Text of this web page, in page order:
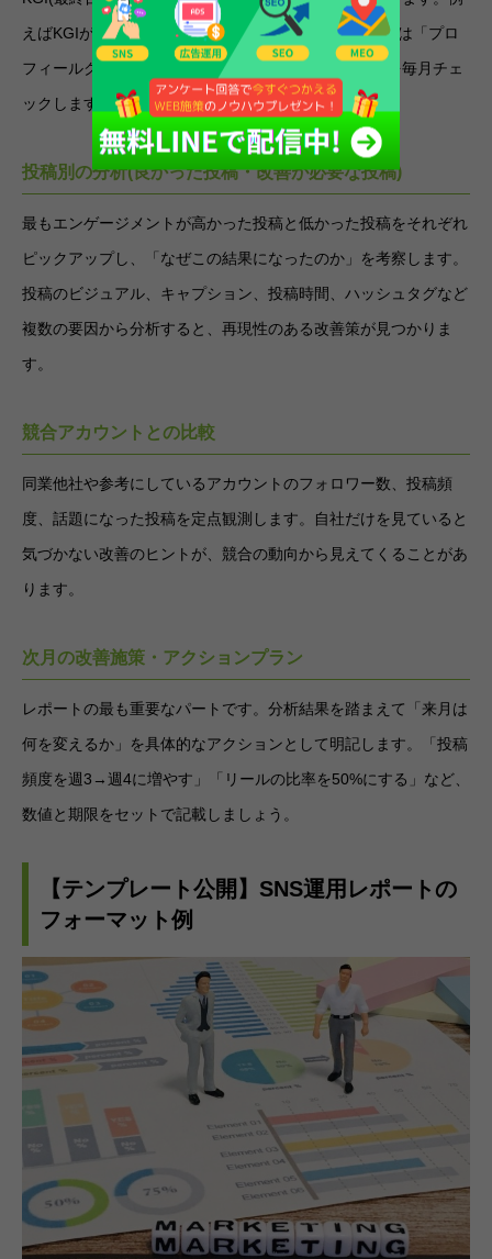
えばKGIが「SNS経由の問い合わせ月10件」なら、KPIは「プロ
フィールクリック数500件」のように設定し、達成率を毎月チェ
ックします。
投稿別の分析(良かった投稿・改善が必要な投稿)
最もエンゲージメントが高かった投稿と低かった投稿をそれぞれ
ピックアップし、「なぜこの結果になったのか」を考察します。
投稿のビジュアル、キャプション、投稿時間、ハッシュタグなど
複数の要因から分析すると、再現性のある改善策が見つかりま
す。
競合アカウントとの比較
同業他社や参考にしているアカウントのフォロワー数、投稿頻
度、話題になった投稿を定点観測します。自社だけを見ていると
気づかない改善のヒントが、競合の動向から見えてくることがあ
ります。
次月の改善施策・アクションプラン
レポートの最も重要なパートです。分析結果を踏まえて「来月は
何を変えるか」を具体的なアクションとして明記します。「投稿
頻度を週3→週4に増やす」「リールの比率を50%にする」など、
数値と期限をセットで記載しましょう。
【テンプレート公開】SNS運用レポートの
フォーマット例